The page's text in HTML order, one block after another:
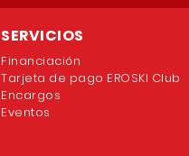
SERVICIOS
Financiación
Tarjeta de pago EROSKI Club
Encargos
Eventos